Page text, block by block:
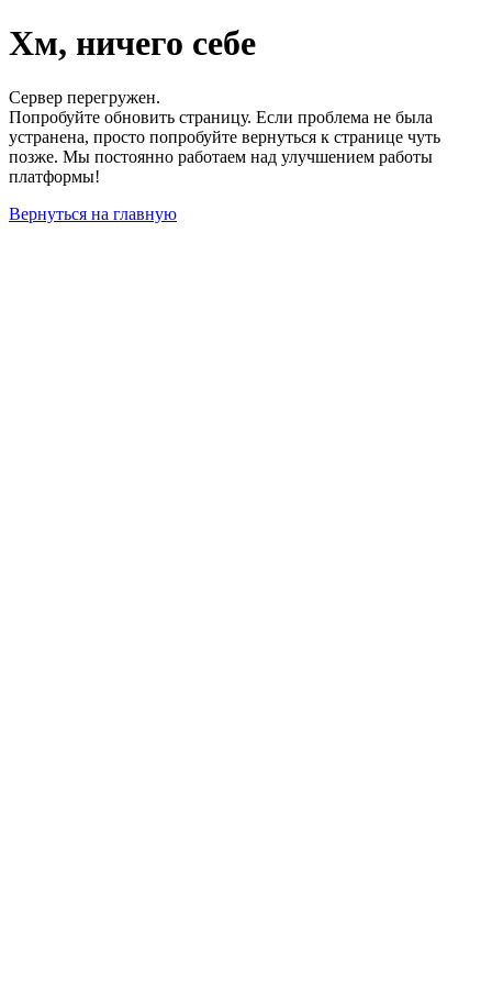
Хм, ничего себе
Сервер перегружен.
Попробуйте обновить страницу. Если проблема не была
устранена, просто попробуйте вернуться к странице чуть
позже. Мы постоянно работаем над улучшением работы
платформы!
Вернуться на главную